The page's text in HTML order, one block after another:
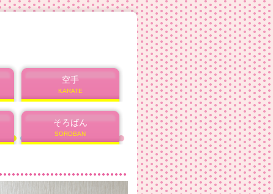
空手
KARATE
そろばん
SOROBAN